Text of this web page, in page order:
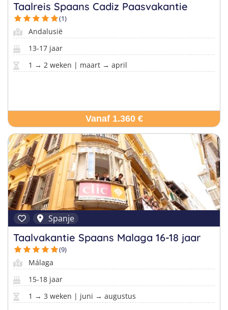
Vind jouw perfecte kamp
Beantwoord een paar korte vragen en wij doen de rest.
Taalreis Spaans Cadiz Paasvakantie
(1)
Andalusië
13-17 jaar
1 → 2 weken | maart → april
Vanaf 1.360 €
Spanje
Taalvakantie Spaans Malaga 16-18 jaar
(9)
Málaga
15-18 jaar
1 → 3 weken | juni → augustus